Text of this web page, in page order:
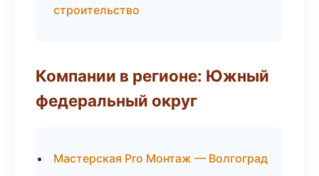
строительство
Компании в регионе: Южный
федеральный округ
Мастерская Pro Монтаж — Волгоград